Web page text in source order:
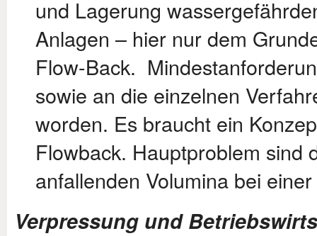
und Lagerung
Anlagen – hier nur dem
Flow-Back.
sowie an die einzelnen
worden. Es braucht ein
Flowback. Hauptproblem sind
anfallenden Volumina bei
Verpressung und